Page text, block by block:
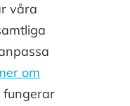
våra
om
fungerar